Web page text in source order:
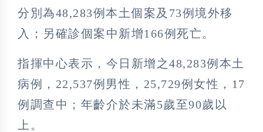
分別為48,283例本土個案及73例境外移
入；另確診個案中新增166例死亡。
指揮中心表示，今日新增之48,283例本土
病例，22,537例男性，25,729例女性，17
例調查中；年齡介於未滿5歲至90歲以
上。